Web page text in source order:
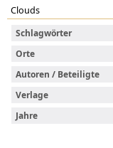
Clouds
Schlagwörter
Orte
Autoren / Beteiligte
Verlage
Jahre